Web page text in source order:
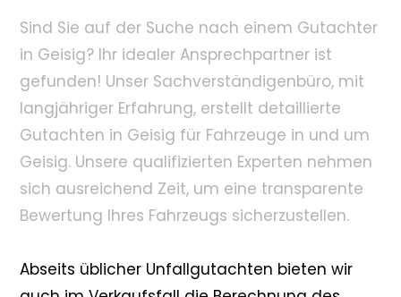
Sind Sie auf der Suche nach einem Gutachter
in Geisig? Ihr idealer Ansprechpartner ist
gefunden! Unser Sachverständigenbüro, mit
langjähriger Erfahrung, erstellt detaillierte
Gutachten in Geisig für Fahrzeuge in und um
Geisig. Unsere qualifizierten Experten nehmen
sich ausreichend Zeit, um eine transparente
Bewertung Ihres Fahrzeugs sicherzustellen.
Abseits üblicher Unfallgutachten bieten wir